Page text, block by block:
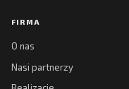
FIRMA
O nas
Nasi partnerzy